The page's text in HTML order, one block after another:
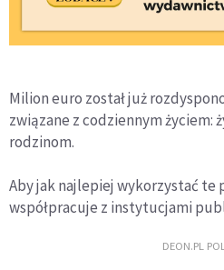
Milion euro został już
związane z codziennym życiem:
rodzinom.
Aby jak najlepiej wykorzystać te
współpracuje z instytucjami
DEON.PL